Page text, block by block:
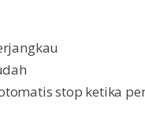
stop ketika